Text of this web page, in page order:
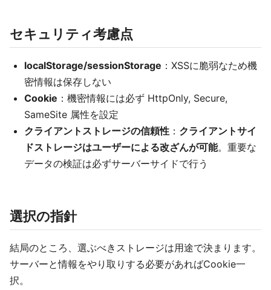
セキュリティ考慮点
localStorage/sessionStorage ：XSSに脆弱なため機
密情報は保存しない
Cookie ：機密情報には必ず HttpOnly, Secure,
SameSite 属性を設定
クライアントストレージの信頼性 ： クライアントサイ
ドストレージはユーザーによる改ざんが可能。重要な
データの検証は必ずサーバーサイドで行う
選択の指針
結局のところ、選ぶべきストレージは用途で決まります。
サーバーと情報をやり取りする必要があればCookie一
択。